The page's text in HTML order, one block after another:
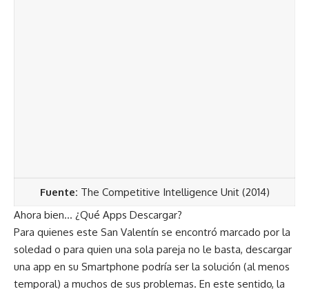
Fuente: The Competitive Intelligence Unit (2014)
Ahora bien… ¿Qué Apps Descargar?
Para quienes este San Valentín se encontró marcado por la
soledad o para quien una sola pareja no le basta, descargar
una app en su Smartphone podría ser la solución (al menos
temporal) a muchos de sus problemas. En este sentido, la